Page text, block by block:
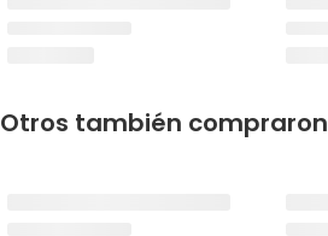
Otros también compraron